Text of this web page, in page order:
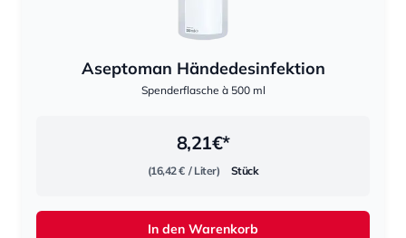
Aseptoman Händedesinfektion
Spenderflasche à 500 ml
8,21€*
(16,42 € / Liter) Stück
In den Warenkorb